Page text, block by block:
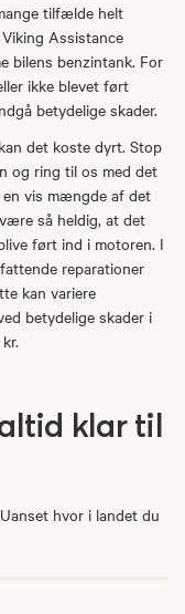
tilfælde helt
Assistance
bilens benzintank. For
ikke blevet ført
betydelige skader.
det koste dyrt. Stop
og ring til os med det
vis mængde af det
så heldig, at det
ført ind i motoren. I
reparationer
kan variere
betydelige skader i
klar til
hvor i landet du